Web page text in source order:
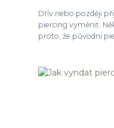
Dřív nebo později
piercing vyměnit.
proto, že původní